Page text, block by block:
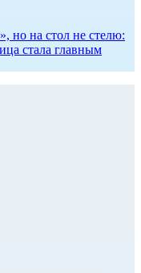
но на стол не стелю:
стала главным